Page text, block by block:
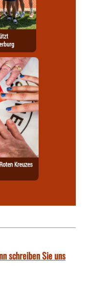
schreiben Sie uns